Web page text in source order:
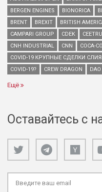
BERGEN ENGINES
BIONORICA
BRENT
BREXIT BRITISH
CAMPARI GROUP
CDEK
CNH INDUSTRIAL
CNN COCA-
COVID-19 КРУПНЫЕ СДЕЛКИ
COVID-19?
CREW DRAGON
Ещё
Оставайтесь с